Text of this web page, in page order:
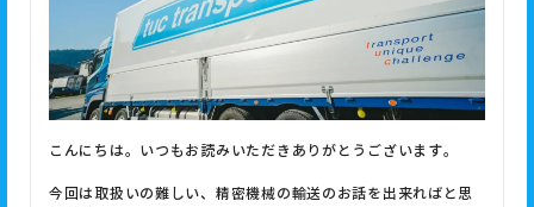
こんにちは。いつもお読みいただきありがとうございます。
今回は取扱いの難しい、 精密機械の輸送のお話を出来ればと思